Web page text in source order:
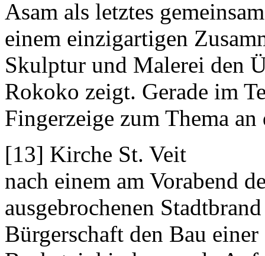
Asam als letztes
einem einzigartigen
Skulptur und Malerei den
Rokoko zeigt. Gerade im
Fingerzeige zum Thema
[13] Kirche St. Veit
nach einem am Vorabend
ausgebrochenen
Bürgerschaft den Bau